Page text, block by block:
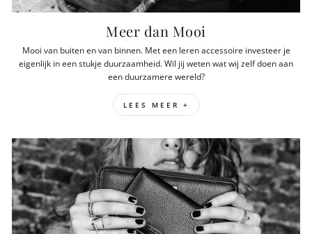
Meer dan Mooi
Mooi van buiten en van binnen. Met een leren accessoire investeer je
eigenlijk in een stukje duurzaamheid. Wil jij weten wat wij zelf doen aan
een duurzamere wereld?
LEES MEER +